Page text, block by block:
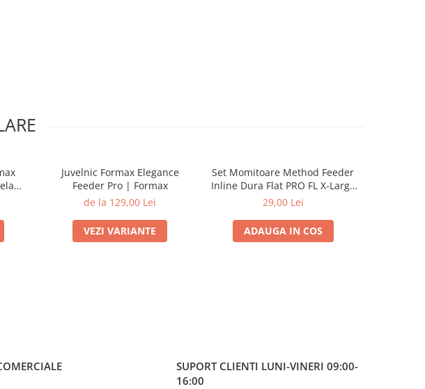
|
Juvelnic Formax Elegance
Feeder Pro | Formax
de la 129,00 Lei
VEZI VARIANTE
Set Momitoare Method Feeder
Inline Dura Flat PRO FL X-Large
60g-70g-80g | PRO FL
29,00 Lei
ADAUGA IN COS
SUPORT CLIENTI LUNI-VINERI 09:00-
16:00